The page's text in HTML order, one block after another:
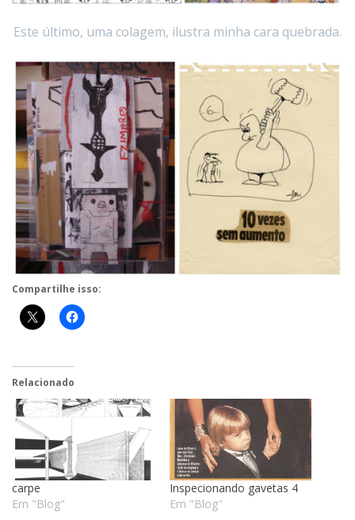
Este último, uma colagem, ilustra minha cara quebrada.
Compartilhe isso:
Relacionado
carpe
Em "Blog"
Inspecionando gavetas 4
Em "Blog"